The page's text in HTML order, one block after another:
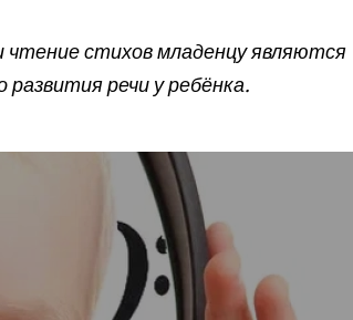
чтение стихов младенцу являются
речи у ребёнка.